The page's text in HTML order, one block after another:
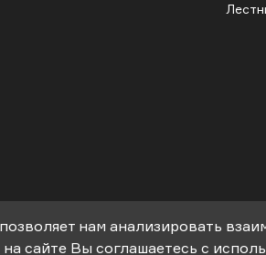
нам анализировать
сайте Вы соглашаетесь с